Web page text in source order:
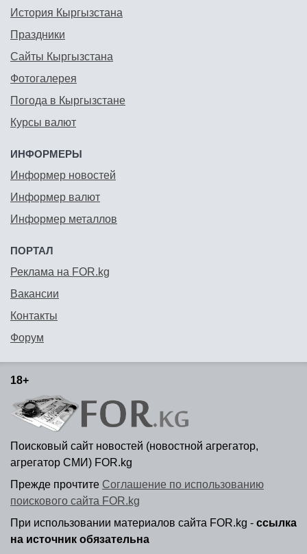
История Кыргызстана
Праздники
Сайты Кыргызстана
Фотогалерея
Погода в Кыргызстане
Курсы валют
ИНФОРМЕРЫ
Информер новостей
Информер валют
Информер металлов
ПОРТАЛ
Реклама на FOR.kg
Вакансии
Контакты
Форум
18+
Поисковый сайт новостей (новостной агрегатор,
агрегатор СМИ) FOR.kg
Прежде прочтите Соглашение по использованию
поискового сайта FOR.kg
При использовании материалов сайта FOR.kg - ссылка
на источник обязательна